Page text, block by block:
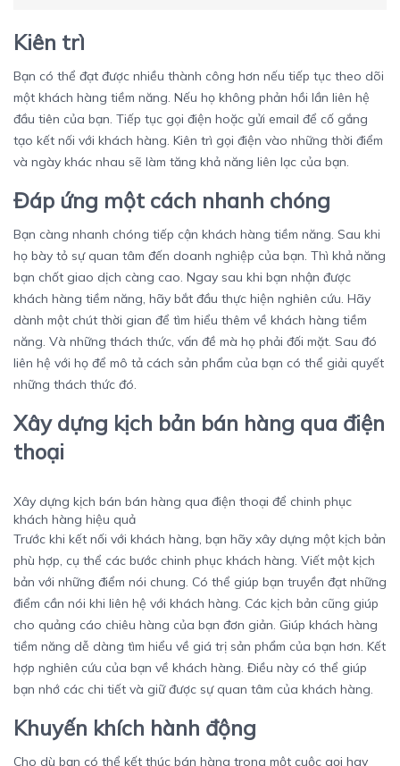
Kiên trì
Bạn có thể đạt được nhiều thành công hơn nếu tiếp tục theo dõi
một khách hàng tiềm năng. Nếu họ không phản hồi lần liên hệ
đầu tiên của bạn. Tiếp tục gọi điện hoặc gửi email để cố gắng
tạo kết nối với khách hàng. Kiên trì gọi điện vào những thời điểm
và ngày khác nhau sẽ làm tăng khả năng liên lạc của bạn.
Đáp ứng một cách nhanh chóng
Bạn càng nhanh chóng tiếp cận khách hàng tiềm năng. Sau khi
họ bày tỏ sự quan tâm đến doanh nghiệp của bạn. Thì khả năng
bạn chốt giao dịch càng cao. Ngay sau khi bạn nhận được
khách hàng tiềm năng, hãy bắt đầu thực hiện nghiên cứu. Hãy
dành một chút thời gian để tìm hiểu thêm về khách hàng tiềm
năng. Và những thách thức, vấn đề mà họ phải đối mặt. Sau đó
liên hệ với họ để mô tả cách sản phẩm của bạn có thể giải quyết
những thách thức đó.
Xây dựng kịch bản bán hàng qua điện
thoại
Xây dựng kịch bán bán hàng qua điện thoại để chinh phục
khách hàng hiệu quả
Trước khi kết nối với khách hàng, bạn hãy xây dựng một kịch bản
phù hợp, cụ thể các bước chinh phục khách hàng. Viết một kịch
bản với những điểm nói chung. Có thể giúp bạn truyền đạt những
điểm cần nói khi liên hệ với khách hàng. Các kịch bản cũng giúp
cho quảng cáo chiêu hàng của bạn đơn giản. Giúp khách hàng
tiềm năng dễ dàng tìm hiểu về giá trị sản phẩm của bạn hơn. Kết
hợp nghiên cứu của bạn về khách hàng. Điều này có thể giúp
bạn nhớ các chi tiết và giữ được sự quan tâm của khách hàng.
Khuyến khích hành động
Cho dù bạn có thể kết thúc bán hàng trong một cuộc gọi hay